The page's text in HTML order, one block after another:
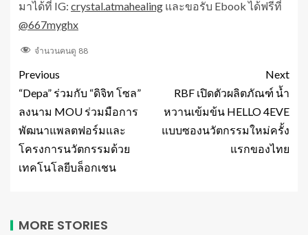
มาได้ที่ IG: crystal.atmahealing และขอรับ Ebook ได้ฟรีที่
@667myghx
จำนวนคนดู 88
Previous
“Depa” ร่วมกับ “ดิจิท โซล”
ลงนาม MOU ร่วมมือการ
พัฒนาแพลตฟอร์มและ
โครงการนวัตกรรมด้วย
เทคโนโลยีบล็อกเชน
Next
RBF เปิดตัวผลิตภัณฑ์ น้ำ
หวานเข้มข้น HELLO 4EVE
แบบซองนวัตกรรมใหม่ครั้ง
แรกของไทย
MORE STORIES